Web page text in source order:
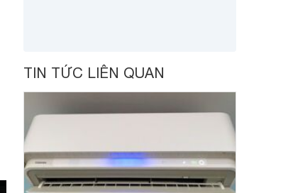
TIN TỨC LIÊN QUAN